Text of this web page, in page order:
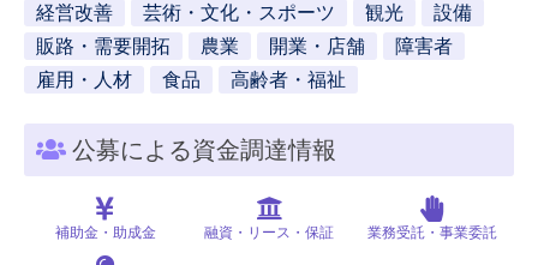
経営改善
芸術・文化・スポーツ 観光
設備
販路・需要開拓
農業 開業・店舗
障害者
雇用・人材
食品 高齢者・福祉
公募による資金調達情報
補助金・助成金 融資・リース・保証 業務受託・事業委託